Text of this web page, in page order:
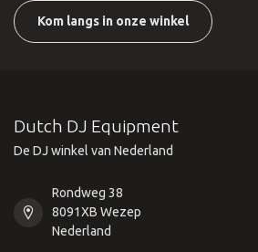
Kom langs in onze winkel
Dutch DJ Equipment
De DJ winkel van Nederland
Rondweg 38
8091XB Wezep
Nederland